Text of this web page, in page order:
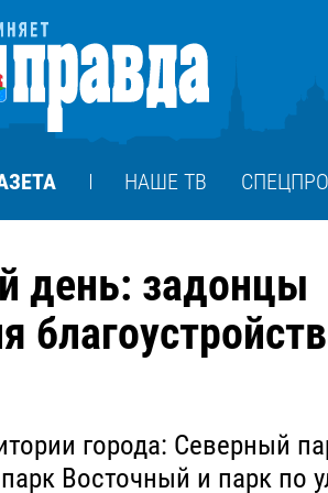
НАШЕ ТВ
день: задонцы
города: Северный
Восточный и парк по